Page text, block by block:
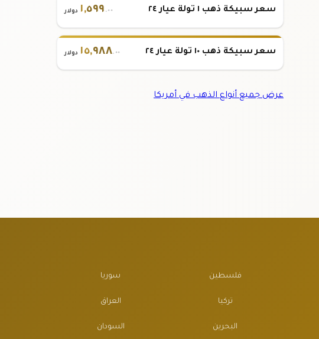
سعر سبيكة ذهب ١ تولة عيار ٢٤ ١,٥٩٩ .٠٠ دولار
سعر سبيكة ذهب ١٠ تولة عيار ٢٤ ١٥,٩٨٨.٠٠ دولار
عرض جميع أنواع الذهب في أمريكا
فلسطين سوريا
تركيا العراق
البحرين السودان